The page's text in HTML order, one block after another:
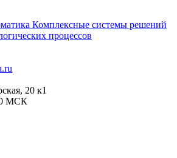
Комплексные системы решений
процессов
20 к1
МСК